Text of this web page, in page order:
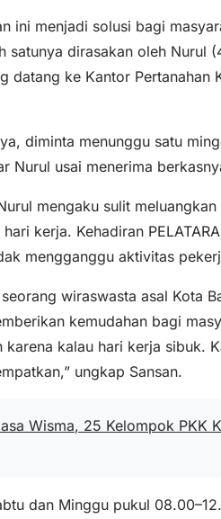
ini menjadi solusi bagi
satunya dirasakan oleh Nurul
datang ke Kantor Pertanahan
diminta menunggu satu
Nurul usai menerima
mengaku sulit
kerja. Kehadiran
mengganggu aktivitas
wiraswasta asal Kota
kemudahan bagi
kalau hari kerja sibuk.
ungkap Sansan.
Wisma, 25 Kelompok PKK
dan Minggu pukul